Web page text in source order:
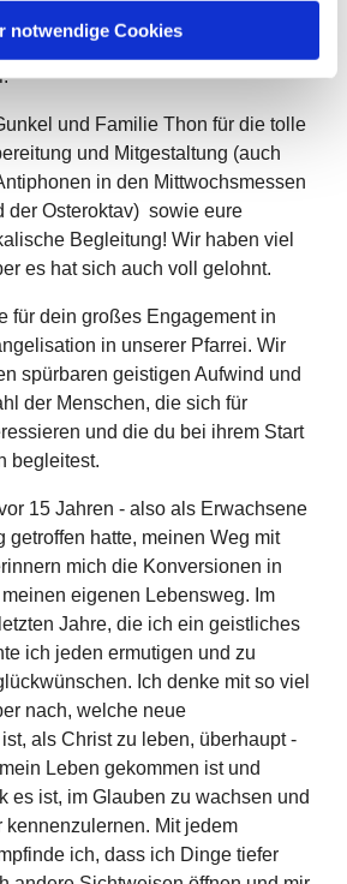
notwendige Cookies
Fürbitten am Karfreitag, die
wechselweise gesungen
und Familie Thon für die tolle
und Mitgestaltung (auch
in den Mittwochsmessen
der Osteroktav) sowie eure
Begleitung! Wir haben viel
es hat sich auch voll gelohnt.
für dein großes Engagement in
in unserer Pfarrei. Wir
spürbaren geistigen Aufwind und
der Menschen, die sich für
und die du bei ihrem Start
begleitest.
15 Jahren - also als Erwachsene
getroffen hatte, meinen Weg mit
mich die Konversionen in
eigenen Lebensweg. Im
Jahre, die ich ein geistliches
ich jeden ermutigen und zu
Ich denke mit so viel
nach, welche neue
als Christ zu leben, überhaupt -
Leben gekommen ist und
es ist, im Glauben zu wachsen und
kennenzulernen. Mit jedem
ich, dass ich Dinge tiefer